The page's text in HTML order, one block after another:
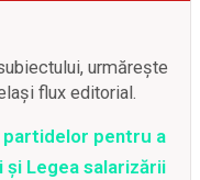
urmărește
flux editorial.
partidelor pentru a
Legea salarizării